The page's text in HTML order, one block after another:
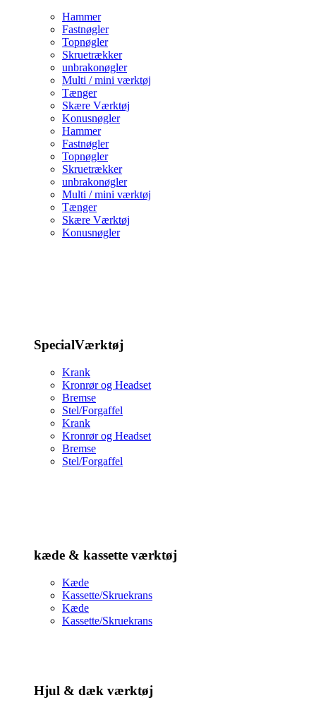
Hammer
Fastnøgler
Topnøgler
Skruetrækker
unbrakonøgler
Multi / mini værktøj
Tænger
Skære Værktøj
Konusnøgler
Hammer
Fastnøgler
Topnøgler
Skruetrækker
unbrakonøgler
Multi / mini værktøj
Tænger
Skære Værktøj
Konusnøgler
SpecialVærktøj
Krank
Kronrør og Headset
Bremse
Stel/Forgaffel
Krank
Kronrør og Headset
Bremse
Stel/Forgaffel
kæde & kassette værktøj
Kæde
Kassette/Skruekrans
Kæde
Kassette/Skruekrans
Hjul & dæk værktøj